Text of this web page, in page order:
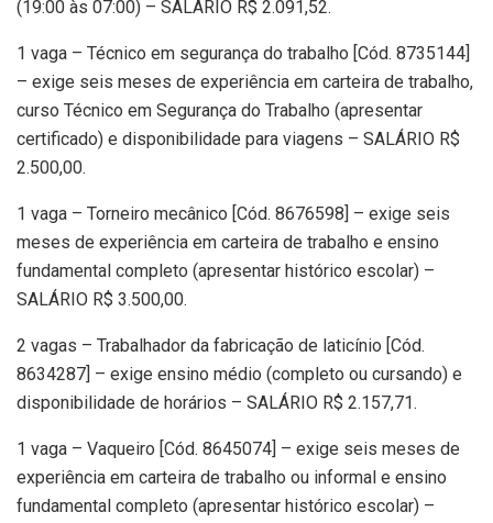
(19:00 às 07:00) – SALÁRIO R$ 2.091,52.
1 vaga – Técnico em segurança do trabalho [Cód. 8735144]
– exige seis meses de experiência em carteira de trabalho,
curso Técnico em Segurança do Trabalho (apresentar
certificado) e disponibilidade para viagens – SALÁRIO R$
2.500,00.
1 vaga – Torneiro mecânico [Cód. 8676598] – exige seis
meses de experiência em carteira de trabalho e ensino
fundamental completo (apresentar histórico escolar) –
SALÁRIO R$ 3.500,00.
2 vagas – Trabalhador da fabricação de laticínio [Cód.
8634287] – exige ensino médio (completo ou cursando) e
disponibilidade de horários – SALÁRIO R$ 2.157,71.
1 vaga – Vaqueiro [Cód. 8645074] – exige seis meses de
experiência em carteira de trabalho ou informal e ensino
fundamental completo (apresentar histórico escolar) –